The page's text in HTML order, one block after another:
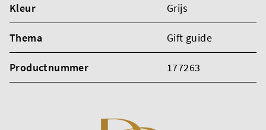
Kleur Grijs
Thema Gift guide
Productnummer 177263